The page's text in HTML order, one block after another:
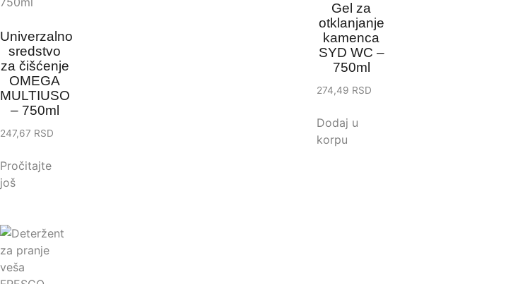
Univerzalno
sredstvo
za čišćenje
OMEGA
MULTIUSO
– 750ml
247,67 RSD
Pročitajte
još
Gel za
otklanjanje
kamenca
SYD WC –
750ml
274,49 RSD
Dodaj u
korpu